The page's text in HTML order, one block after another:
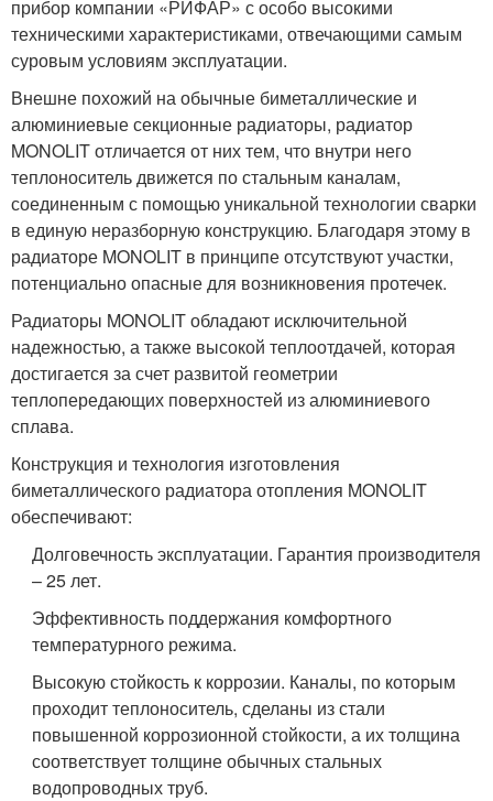
прибор компании «РИФАР» с особо высокими
техническими характеристиками, отвечающими самым
суровым условиям эксплуатации.
Внешне похожий на обычные биметаллические и
алюминиевые секционные радиаторы, радиатор
MONOLIT отличается от них тем, что внутри него
теплоноситель движется по стальным каналам,
соединенным с помощью уникальной технологии сварки
в единую неразборную конструкцию. Благодаря этому в
радиаторе MONOLIT в принципе отсутствуют участки,
потенциально опасные для возникновения протечек.
Радиаторы MONOLIT обладают исключительной
надежностью, а также высокой теплоотдачей, которая
достигается за счет развитой геометрии
теплопередающих поверхностей из алюминиевого
сплава.
Конструкция и технология изготовления
биметаллического радиатора отопления MONOLIT
обеспечивают:
Долговечность эксплуатации. Гарантия производителя
– 25 лет.
Эффективность поддержания комфортного
температурного режима.
Высокую стойкость к коррозии. Каналы, по которым
проходит теплоноситель, сделаны из стали
повышенной коррозионной стойкости, а их толщина
соответствует толщине обычных стальных
водопроводных труб.